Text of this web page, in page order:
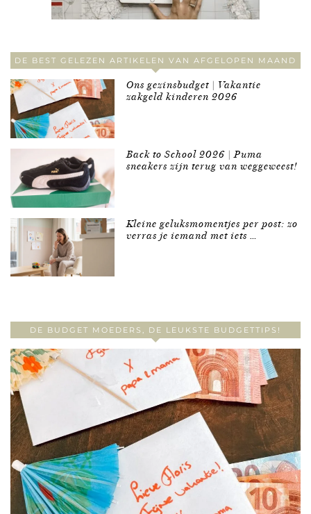
DE BEST GELEZEN ARTIKELEN VAN AFGELOPEN MAAND
Ons gezinsbudget | Vakantie
zakgeld kinderen 2026
Back to School 2026 | Puma
sneakers zijn terug van weggeweest!
Kleine geluksmomentjes per post: zo
verras je iemand met iets …
DE BUDGET MOEDERS, DE LEUKSTE BUDGETTIPS!